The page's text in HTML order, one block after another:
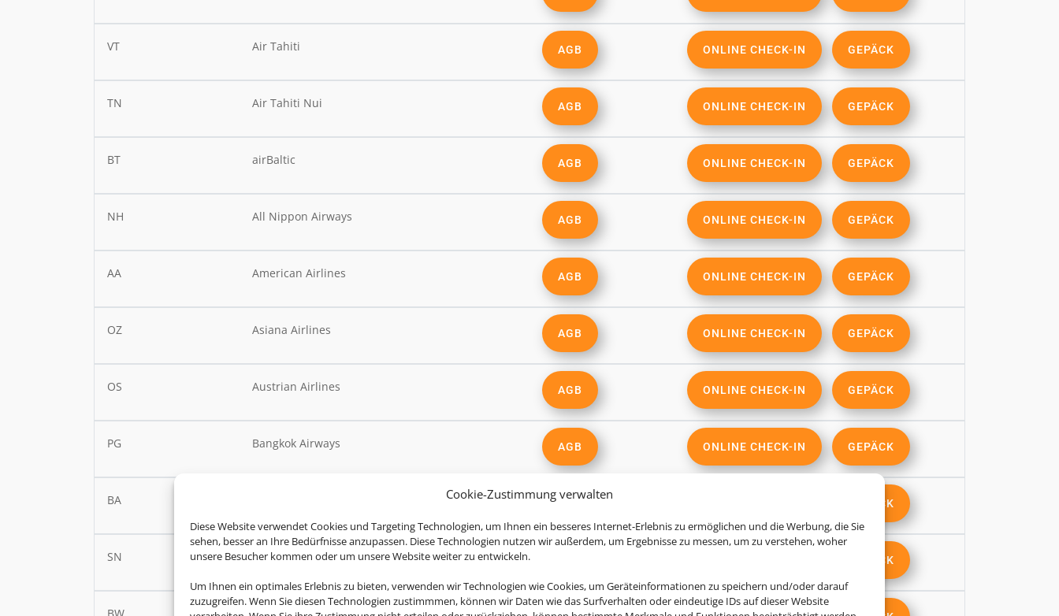
Cookie-Zustimmung verwalten
Diese Website verwendet Cookies und Targeting Technologien, um Ihnen ein besseres Internet-Erlebnis zu ermöglichen und die Werbung, die Sie
sehen, besser an Ihre Bedürfnisse anzupassen. Diese Technologien nutzen wir außerdem, um Ergebnisse zu messen, um zu verstehen, woher
unsere Besucher kommen oder um unsere Website weiter zu entwickeln.
Um Ihnen ein optimales Erlebnis zu bieten, verwenden wir Technologien wie Cookies, um Geräteinformationen zu speichern und/oder darauf
zuzugreifen. Wenn Sie diesen Technologien zustimmmen, können wir Daten wie das Surfverhalten oder eindeutige IDs auf dieser Website
VT Air Tahiti AGB ONLINE CHECK-IN GEPÄCK
TN Air Tahiti Nui AGB ONLINE CHECK-IN GEPÄCK
BT airBaltic AGB ONLINE CHECK-IN GEPÄCK
NH All Nippon Airways AGB ONLINE CHECK-IN GEPÄCK
AA American Airlines AGB ONLINE CHECK-IN GEPÄCK
OZ Asiana Airlines AGB ONLINE CHECK-IN GEPÄCK
OS Austrian Airlines AGB ONLINE CHECK-IN GEPÄCK
PG Bangkok Airways AGB ONLINE CHECK-IN GEPÄCK
BA AGB GEPÄCK
SN Brussels Airlines GEPÄCK
BW Caribbean Airlines